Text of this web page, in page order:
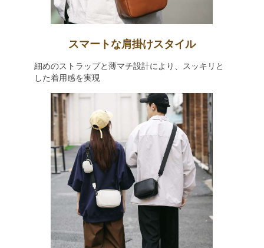
スマートな肩掛けスタイル
細めのストラップと薄マチ設計により、スッキリと
した着用感を実現